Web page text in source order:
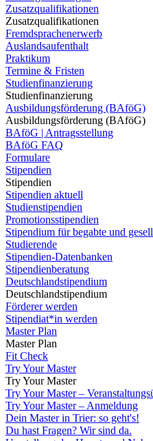
Zusatzqualifikationen
Zusatzqualifikationen
Fremdsprachenerwerb
Auslandsaufenthalt
Praktikum
Termine & Fristen
Studienfinanzierung
Studienfinanzierung
Ausbildungsförderung (BAföG)
Ausbildungsförderung (BAföG)
BAföG | Antragsstellung
BAföG FAQ
Formulare
Stipendien
Stipendien
Stipendien aktuell
Studienstipendien
Promotionsstipendien
Stipendium für begabte und
Studierende
Stipendien-Datenbanken
Stipendienberatung
Deutschlandstipendium
Deutschlandstipendium
Förderer werden
Stipendiat*in werden
Master Plan
Master Plan
Fit Check
Try Your Master
Try Your Master
Try Your Master –
Try Your Master – Anmeldung
Dein Master in Trier: so geht's!
Du hast Fragen? Wir sind da.